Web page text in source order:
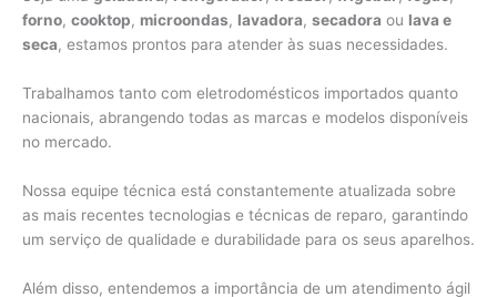
forno, cooktop, microondas, lavadora, secadora ou lava e
seca, estamos prontos para atender às suas necessidades.
Trabalhamos tanto com eletrodomésticos importados quanto
nacionais, abrangendo todas as marcas e modelos disponíveis
no mercado.
Nossa equipe técnica está constantemente atualizada sobre
as mais recentes tecnologias e técnicas de reparo, garantindo
um serviço de qualidade e durabilidade para os seus aparelhos.
Além disso, entendemos a importância de um atendimento ágil